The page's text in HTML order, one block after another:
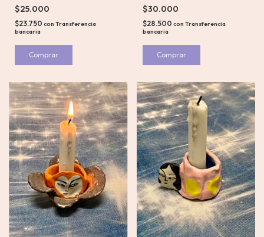
$25.000
$23.750 con Transferencia
bancaria
$30.000
$28.500 con Transferencia
bancaria
Comprar